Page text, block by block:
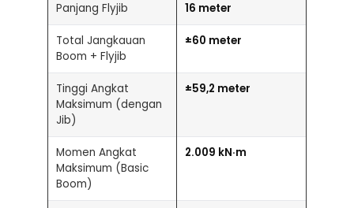
Panjang Flyjib 16 meter
Total Jangkauan
Boom + Flyjib
±60 meter
Tinggi Angkat
Maksimum (dengan
Jib)
±59,2 meter
Momen Angkat
Maksimum (Basic
Boom)
2.009 kN·m